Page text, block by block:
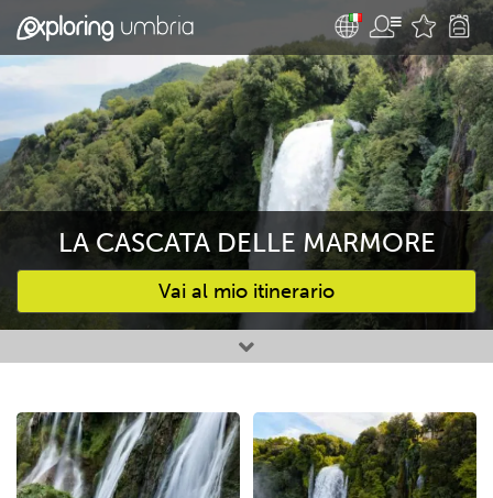
LA CASCATA DELLE MARMORE
Vai al mio itinerario
Attività preferite